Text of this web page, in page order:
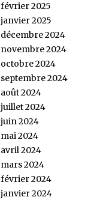
février 2025
janvier 2025
décembre 2024
novembre 2024
octobre 2024
septembre 2024
août 2024
juillet 2024
juin 2024
mai 2024
avril 2024
mars 2024
février 2024
janvier 2024